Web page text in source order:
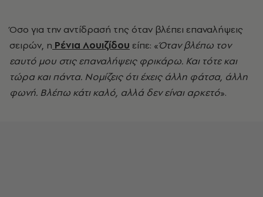
Όσο για την αντίδρασή της όταν βλέπει επαναλήψεις
σειρών, η Ρένια Λουιζίδου είπε: «Όταν βλέπω τον
εαυτό μου στις επαναλήψεις φρικάρω. Και τότε και
τώρα και πάντα. Νομίζεις ότι έχεις άλλη φάτσα, άλλη
φωνή. Βλέπω κάτι καλό, αλλά δεν είναι αρκετό».